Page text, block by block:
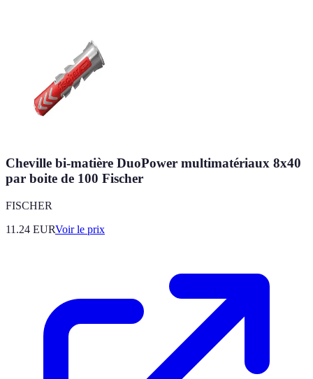
Cheville bi-matière DuoPower multimatériaux 8x40
par boite de 100 Fischer
FISCHER
11.24 EURVoir le prix